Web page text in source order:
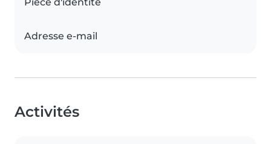
Adresse e-mail
Activités